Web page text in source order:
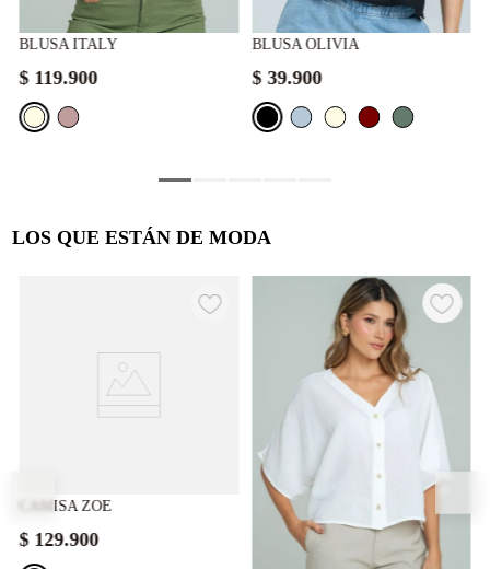
BLUSA ITALY
$ 119.900
BLUSA OLIVIA
$ 39.900
LOS QUE ESTÁN DE MODA
CAMISA ZOE
$ 129.900